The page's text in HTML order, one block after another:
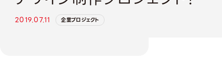
2019.07.11 企業プロジェクト